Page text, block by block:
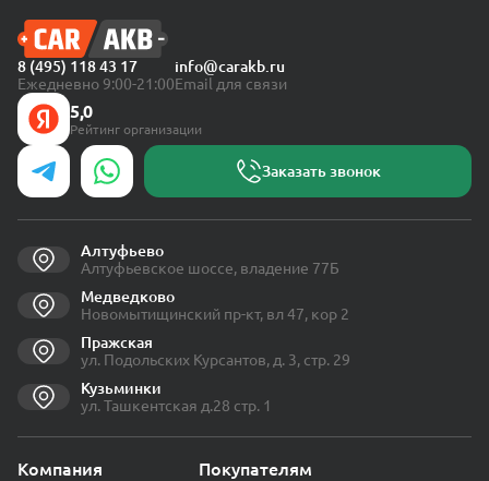
8 (495) 118 43 17
Ежедневно 9:00-21:00
info@carakb.ru
Email для связи
5,0
Рейтинг организации
Заказать звонок
Алтуфьево
Алтуфьевское шоссе, владение 77Б
Медведково
Новомытищинский пр-кт, вл 47, кор 2
Пражская
ул. Подольских Курсантов, д. 3, стр. 29
Кузьминки
ул. Ташкентская д.28 стр. 1
Компания Покупателям